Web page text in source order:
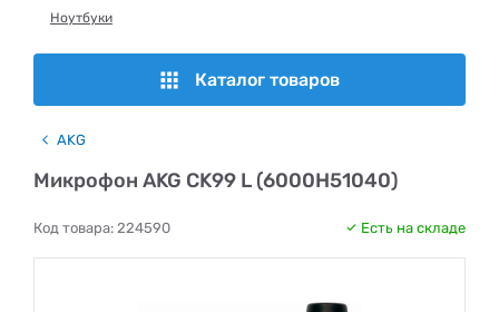
Ноутбуки
Каталог товаров
AKG
Микрофон AKG CK99 L (6000H51040)
Код товара: 224590 Есть на складе